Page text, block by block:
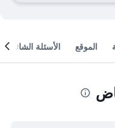
الموقع الأسئلة الشائعة